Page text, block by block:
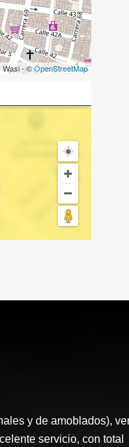
- ©OpenStreetMap
y de amoblados),
servicio, con total